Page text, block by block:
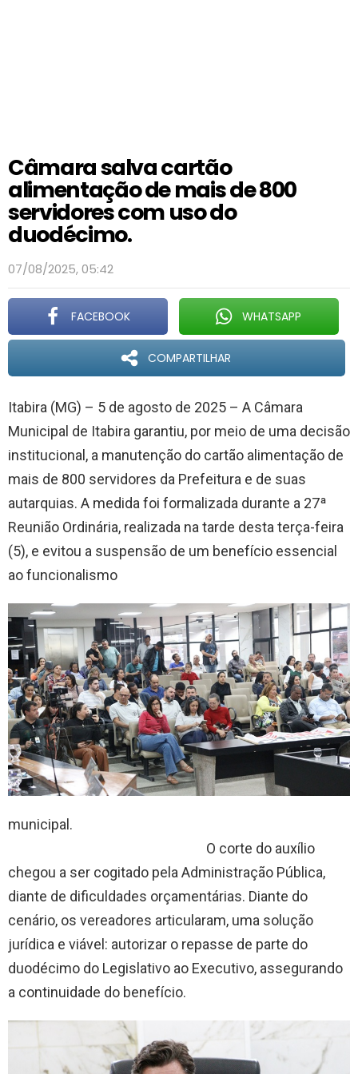
Câmara salva cartão
alimentação de mais de 800
servidores com uso do
duodécimo.
07/08/2025, 05:42
FACEBOOK WHATSAPP
COMPARTILHAR
Itabira (MG) – 5 de agosto de 2025 – A Câmara
Municipal de Itabira garantiu, por meio de uma decisão
institucional, a manutenção do cartão alimentação de
mais de 800 servidores da Prefeitura e de suas
autarquias. A medida foi formalizada durante a 27ª
Reunião Ordinária, realizada na tarde desta terça-feira
(5), e evitou a suspensão de um benefício essencial
ao funcionalismo
municipal.
O corte do auxílio
chegou a ser cogitado pela Administração Pública,
diante de dificuldades orçamentárias. Diante do
cenário, os vereadores articularam, uma solução
jurídica e viável: autorizar o repasse de parte do
duodécimo do Legislativo ao Executivo, assegurando
a continuidade do benefício.